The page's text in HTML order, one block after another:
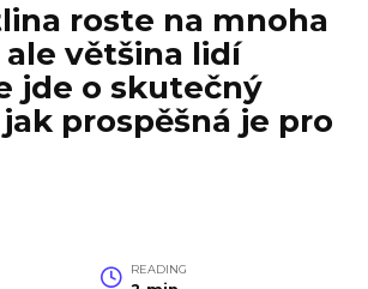
roste na mnoha
většina lidí
jde o skutečný
prospěšná je pro
READING